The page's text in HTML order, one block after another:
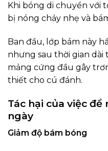
Khi bóng di chuyển với
bị nóng chảy nhẹ và
Ban đầu, lớp bám này
nhưng sau thời gian
mảng cứng đầu gây
thiết cho cú đánh.
Tác hại của việc
ngày
Giảm độ bám bóng